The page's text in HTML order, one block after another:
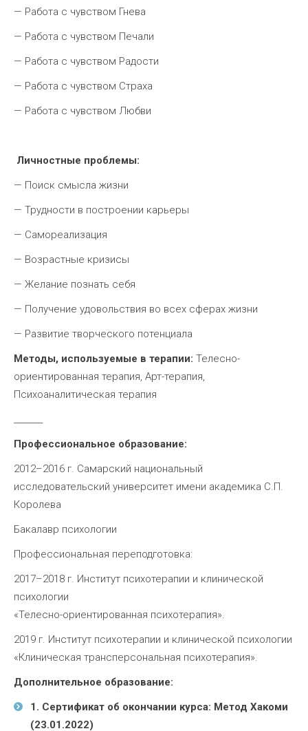
— Работа с чувством Гнева
— Работа с чувством Печали
— Работа с чувством Радости
— Работа с чувством Страха
— Работа с чувством Любви
Личностные проблемы:
— Поиск смысла жизни
— Трудности в построении карьеры
— Самореализация
— Возрастные кризисы
— Желание познать себя
— Получение удовольствия во всех сферах жизни
— Развитие творческого потенциала
Методы, используемые в терапии: Телесно-
ориентированная терапия, Арт-терапия,
Психоаналитическая терапия
Профессиональное образование:
2012–2016 г. Самарский национальный
исследовательский университет имени академика С.П.
Королева
Бакалавр психологии
Профессиональная переподготовка:
2017–2018 г. Институт психотерапии и клинической
психологии
«Телесно-ориентированная психотерапия».
2019 г. Институт психотерапии и клинической психологии
«Клиническая трансперсональная психотерапия».
Дополнительное образование:
1. Сертификат об окончании курса: Метод Хакоми
(23.01.2022)